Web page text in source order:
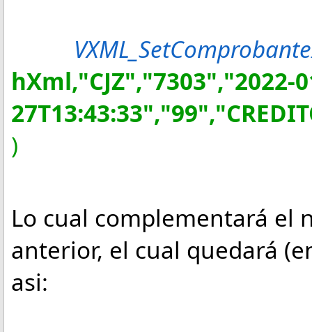
hXml,"CJZ","7303","2022-
)
Lo cual complementará el
anterior, el cual quedará
asi: